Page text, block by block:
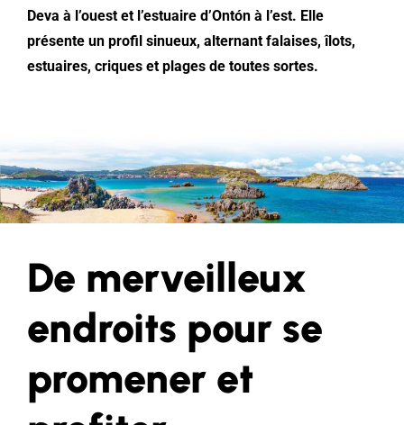
Deva à l’ouest et l’estuaire d’Ontón à l’est. Elle
présente un profil sinueux, alternant falaises, îlots,
estuaires, criques et plages de toutes sortes.
De merveilleux
endroits pour se
promener et